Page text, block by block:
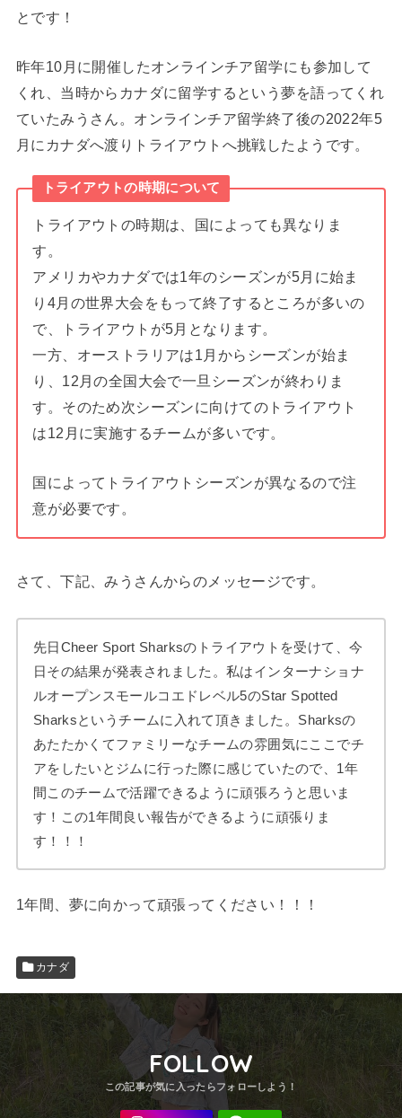
とです！
昨年10月に開催したオンラインチア留学にも参加して
くれ、当時からカナダに留学するという夢を語ってくれ
ていたみうさん。オンラインチア留学終了後の2022年5
月にカナダへ渡りトライアウトへ挑戦したようです。
トライアウトの時期について
トライアウトの時期は、国によっても異なりま
す。
アメリカやカナダでは1年のシーズンが5月に始ま
り4月の世界大会をもって終了するところが多いの
で、トライアウトが5月となります。
一方、オーストラリアは1月からシーズンが始ま
り、12月の全国大会で一旦シーズンが終わりま
す。そのため次シーズンに向けてのトライアウト
は12月に実施するチームが多いです。
国によってトライアウトシーズンが異なるので注
意が必要です。
さて、下記、みうさんからのメッセージです。
先日Cheer Sport Sharksのトライアウトを受けて、今
日その結果が発表されました。私はインターナショナ
ルオープンスモールコエドレベル5のStar Spotted
Sharksというチームに入れて頂きました。Sharksの
あたたかくてファミリーなチームの雰囲気にここでチ
アをしたいとジムに行った際に感じていたので、1年
間このチームで活躍できるように頑張ろうと思いま
す！この1年間良い報告ができるように頑張りま
す！！！
1年間、夢に向かって頑張ってください！！！
カナダ
FOLLOW